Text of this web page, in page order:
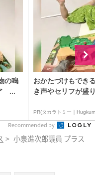
の鳴
...
おかたづけもでき
き声やセリフが盛
PR(タカラトミー｜
Recommended by
> 小泉進次郎議員 プラス